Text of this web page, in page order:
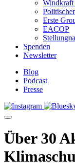
Erste
EACOP
Spenden
Newsletter
Blog
Podcast
Presse
Über 30